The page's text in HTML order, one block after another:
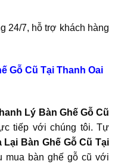
24/7, hỗ trợ khách hàng
Gỗ Cũ Tại Thanh Oai
Lý Bàn Ghế Gỗ Cũ
tiếp với chúng tôi. Tự
Lại Bàn Ghế Gỗ Cũ Tại
mua bàn ghế gỗ cũ với